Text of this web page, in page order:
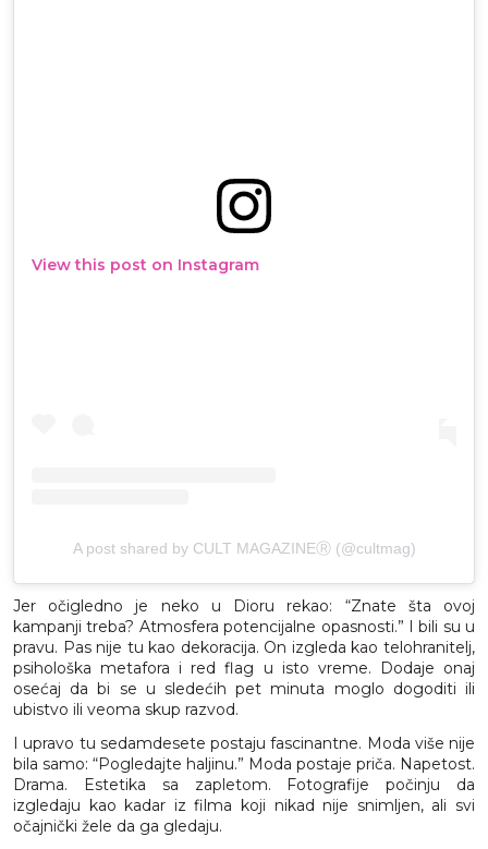
View this post on Instagram
A post shared by CULT MAGAZINEⓇ (@cultmag)
Jer očigledno je neko u Dioru rekao: “Znate šta ovoj
kampanji treba? Atmosfera potencijalne opasnosti.” I bili su u
pravu. Pas nije tu kao dekoracija. On izgleda kao telohranitelj,
psihološka metafora i red flag u isto vreme. Dodaje onaj
osećaj da bi se u sledećih pet minuta moglo dogoditi ili
ubistvo ili veoma skup razvod.
I upravo tu sedamdesete postaju fascinantne. Moda više nije
bila samo: “Pogledajte haljinu.” Moda postaje priča. Napetost.
Drama. Estetika sa zapletom. Fotografije počinju da
izgledaju kao kadar iz filma koji nikad nije snimljen, ali svi
očajnički žele da ga gledaju.